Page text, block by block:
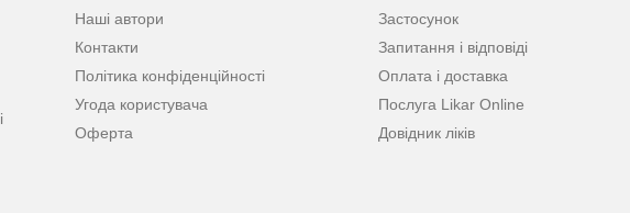
Наші автори
Контакти
Політика конфіденційності
Угода користувача
Оферта
Застосунок
Запитання і відповіді
Оплата і доставка
Послуга Likar Online
Довідник ліків